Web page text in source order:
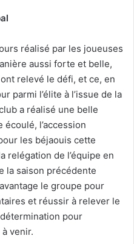
réalisé par les joueuses
aussi forte et belle,
relevé le défi, et ce, en
parmi l’élite à l’issue de la
a réalisé une belle
l’accession
les béjaouis cette
relégation de l’équipe en
la saison précédente
le groupe pour
et réussir à relever le
pour
venir.